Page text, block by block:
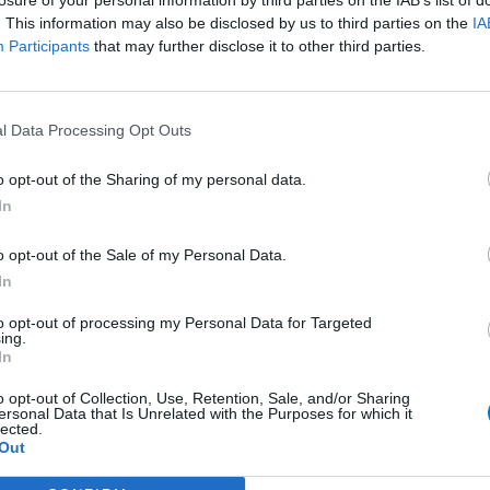
This information may also be disclosed by us to third parties on the
Participants that may further disclose it to other third parties.
Data Processing Opt Outs
opt-out of the Sharing of my personal data.
opt-out of the Sale of my Personal Data.
opt-out of processing my Personal Data for Targeted
opt-out of Collection, Use, Retention, Sale, and/or Sharing
Data that Is Unrelated with the Purposes for which it
SSRI
- antipsicotici
altro